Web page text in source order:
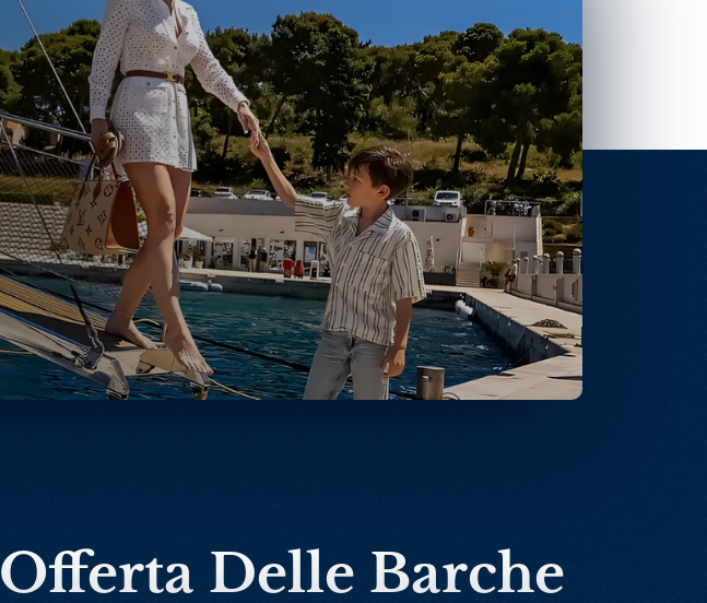
Offerta Delle Barche